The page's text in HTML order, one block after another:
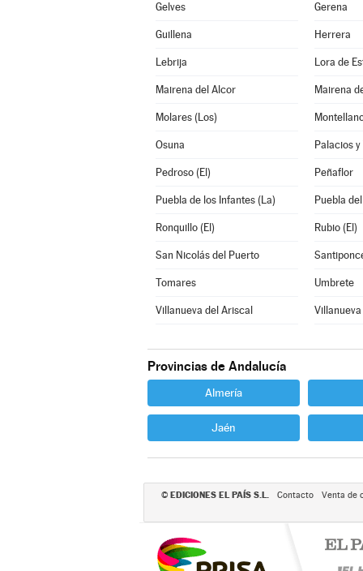
Gelves Gerena
Guillena Herrera
Lebrija Lora de
Mairena del Alcor Mairena
Molares (Los)
Osuna Palacios
Pedroso (El) Peñaflor
Puebla de los Infantes (La) Puebla
Ronquillo (El) Rubio (El)
San Nicolás del Puerto
Tomares Umbrete
Villanueva del Ariscal Villanueva
Provincias de Andalucía
Almería
Jaén
© EDICIONES EL PAÍS S.L. Contacto Venta de